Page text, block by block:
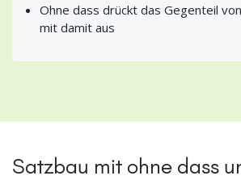
Ohne dass drückt das Gegenteil
mit damit aus
Satzbau mit ohne dass